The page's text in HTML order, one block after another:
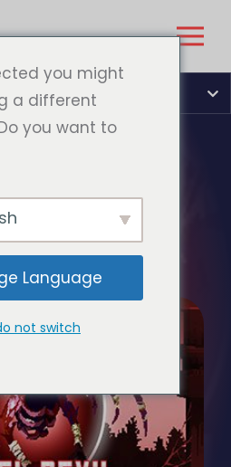
DEVIL
HNED
you might
a different
you want to
Language
not switch